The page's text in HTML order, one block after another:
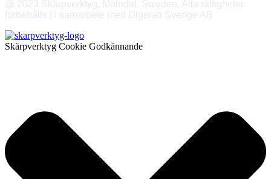
Skärpverktyg Cookie Godkännande